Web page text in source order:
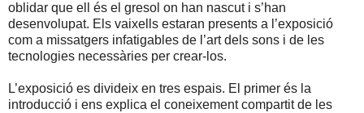
oblidar que ell és el gresol on han nascut i s’han
desenvolupat. Els vaixells estaran presents a l’exposició
com a missatgers infatigables de l’art dels sons i de les
tecnologies necessàries per crear-los.
L’exposició es divideix en tres espais. El primer és la
introducció i ens explica el coneixement compartit de les